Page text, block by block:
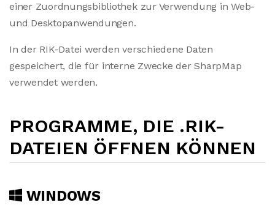
einer Zuordnungsbibliothek zur Verwendung in Web-
und Desktopanwendungen.
In der RIK-Datei werden verschiedene Daten
gespeichert, die für interne Zwecke der SharpMap
verwendet werden.
PROGRAMME, DIE .RIK-
DATEIEN ÖFFNEN KÖNNEN
WINDOWS